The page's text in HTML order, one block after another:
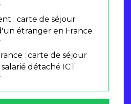
: carte de séjour
étranger en France
: carte de séjour
détaché ICT